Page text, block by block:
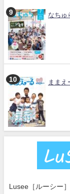
なちゅ
ままえ
Lusee［ルーシー